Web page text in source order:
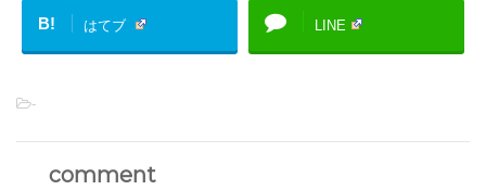
B! はてブ LINE
-
comment